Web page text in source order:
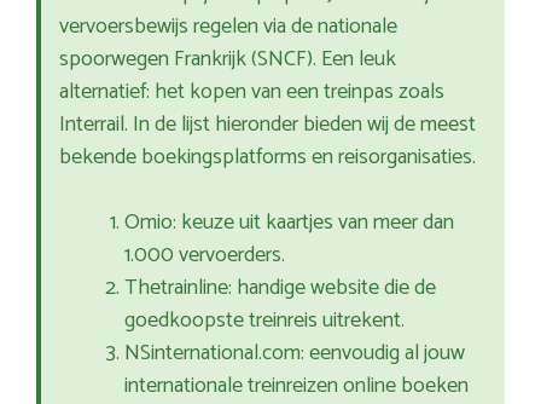
vervoersbewijs regelen via de nationale
spoorwegen Frankrijk (SNCF). Een leuk
alternatief: het kopen van een treinpas zoals
Interrail. In de lijst hieronder bieden wij de meest
bekende boekingsplatforms en reisorganisaties.
Omio: keuze uit kaartjes van meer dan
1.000 vervoerders.
Thetrainline: handige website die de
goedkoopste treinreis uitrekent.
NSinternational.com: eenvoudig al jouw
internationale treinreizen online boeken